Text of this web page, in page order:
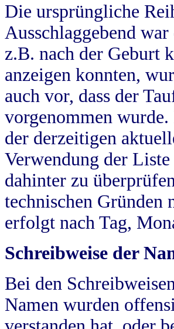
Die ursprüngliche
Ausschlaggebend
z.B. nach der Geburt
anzeigen konnten,
auch vor, dass der
vorgenommen
der derzeitigen
Verwendung der
dahinter zu
technischen Gründen
erfolgt nach Tag,
Schreibweise der
Bei den
Namen wurden